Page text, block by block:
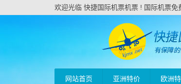
欢迎光临 快捷国际机票机票 ! 国际机票
网站首页 亚洲特价 欧洲